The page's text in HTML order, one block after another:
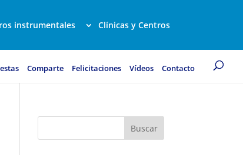
instrumentales
Clínicas y Centros
Comparte Felicitaciones Vídeos Contacto